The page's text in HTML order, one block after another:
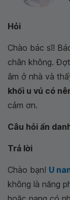
Hỏi
Chào bác sĩ!
chân không.
âm ở nhà và
khối u vú có
cảm ơn.
Câu hỏi ẩn
Trả lời
Chào bạn! U
không là năng